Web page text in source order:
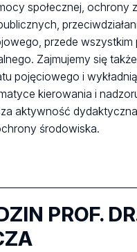
społecznej,
przede
Zajmujemy się
pojęciowego i
kierowania i
aktywność
środowiska.
PROF.